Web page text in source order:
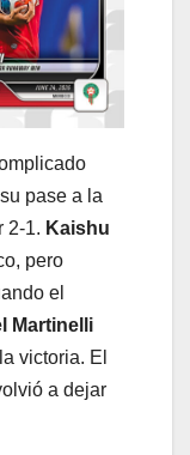
pase a la
2-1. Kaishu
pero
el
Martinelli
victoria. El
a dejar